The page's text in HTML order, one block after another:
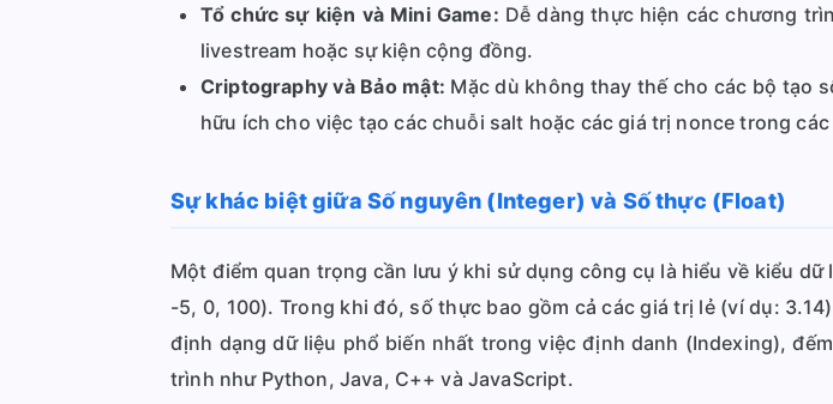
Tổ chức sự kiện và Mini Game: Dễ dàng thực hiện các chương
livestream hoặc sự kiện cộng đồng.
Criptography và Bảo mật: Mặc dù không thay thế cho các bộ tạo
hữu ích cho việc tạo các chuỗi salt hoặc các giá trị nonce trong
Sự khác biệt giữa Số nguyên (Integer) và Số thực (Float)
Một điểm quan trọng cần lưu ý khi sử dụng công cụ là hiểu về kiểu dữ
-5, 0, 100). Trong khi đó, số thực bao gồm cả các giá trị lẻ (ví dụ:
định dạng dữ liệu phổ biến nhất trong việc định danh (Indexing),
trình như Python, Java, C++ và JavaScript.